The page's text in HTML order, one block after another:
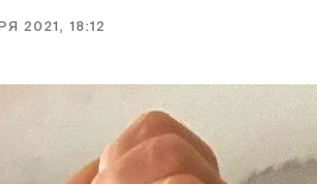
2021, 18:12